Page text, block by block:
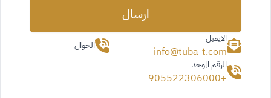
ارسال
الايميل
info@tuba-t.com
الجوال
الرقم الموحد
+905522306000